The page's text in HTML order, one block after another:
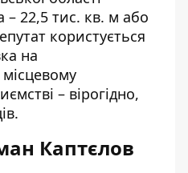
– 22,5 тис. кв. м або
користується
на
– вірогідно,
Каптєлов